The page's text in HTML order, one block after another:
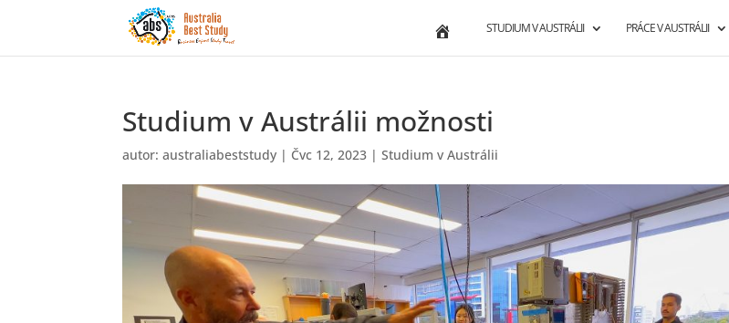
STUDIUM V AUSTRÁLII PRÁCE V AUSTRÁLII
Studium v Austrálii možnosti
autor:australiabeststudy | Čvc 12, 2023 |Studium v Austrálii